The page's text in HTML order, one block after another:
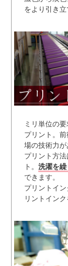
をより引き立
ミリ単位の
プリント。
場の技術力が
プリント方
ト。 洗濯を
できます。
プリントイ
リントイン